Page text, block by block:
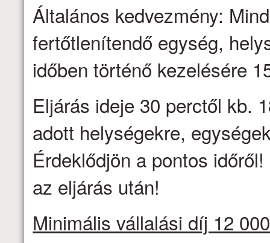
Általános kedvezmény:
fertőtlenítendő egység,
időben történő kezelésére
Eljárás ideje 30 perctől kb.
adott helységekre,
Érdeklődjön a pontos
az eljárás után!
Minimális vállalási díj 12